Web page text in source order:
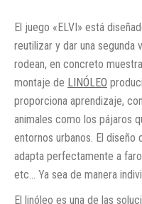
El juego «ELVI» está
reutilizar y dar una segunda
rodean, en concreto
montaje de LINÓLEO
proporciona aprendizaje,
animales como los pájaros
entornos urbanos. El
adapta perfectamente a
etc… Ya sea de manera
El linóleo es una de las